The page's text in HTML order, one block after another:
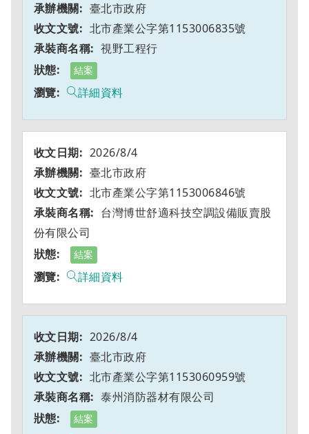
臺北市政府
北市產業公字第1153006835號
視野工程行
結案
詳細資料
2026/8/4
臺北市政府
北市產業公字第1153006846號
台灣博世舒適科技空調設備販賣股
份有限公司
結案
詳細資料
2026/8/4
臺北市政府
北市產業公字第1153060959號
泰州消防器材有限公司
結案